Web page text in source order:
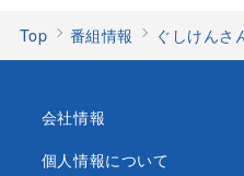
Top 番組情報 ぐしけんさ
会社情報
個人情報について